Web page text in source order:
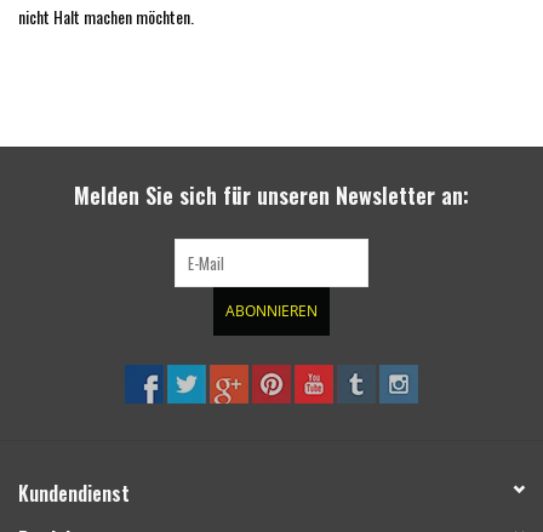
nicht Halt machen möchten.
Melden Sie sich für unseren Newsletter an:
ABONNIEREN
Kundendienst